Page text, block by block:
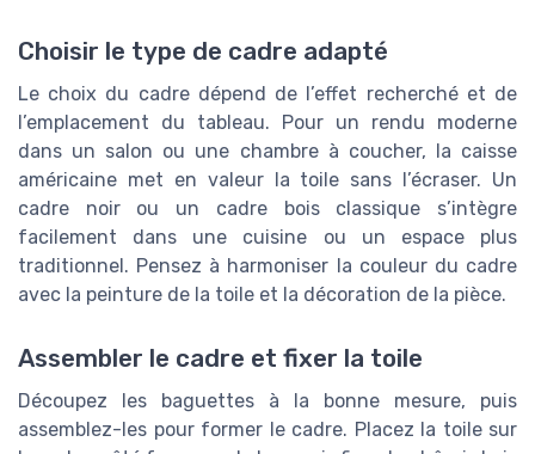
Choisir le type de cadre adapté
Le choix du cadre dépend de l’effet recherché et de
l’emplacement du tableau. Pour un rendu moderne
dans un salon ou une chambre à coucher, la caisse
américaine met en valeur la toile sans l’écraser. Un
cadre noir ou un cadre bois classique s’intègre
facilement dans une cuisine ou un espace plus
traditionnel. Pensez à harmoniser la couleur du cadre
avec la peinture de la toile et la décoration de la pièce.
Assembler le cadre et fixer la toile
Découpez les baguettes à la bonne mesure, puis
assemblez-les pour former le cadre. Placez la toile sur